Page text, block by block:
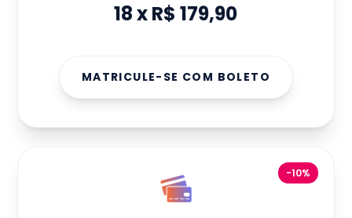
18xR$ 179,90
MATRICULE-SE COM BOLETO
-10%